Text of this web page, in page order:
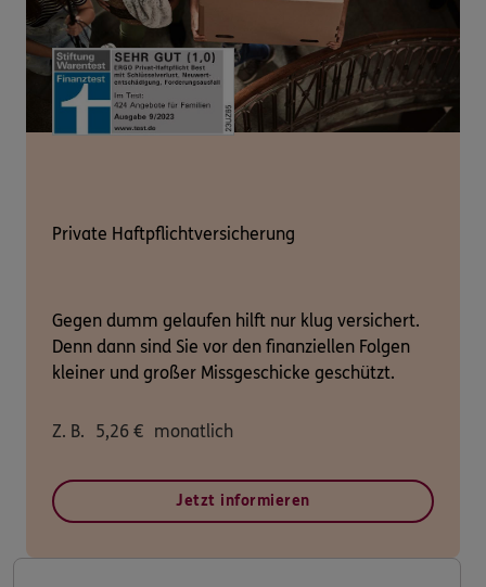
Private Haftpflichtversicherung
Gegen dumm gelaufen hilft nur klug versichert.
Denn dann sind Sie vor den finanziellen Folgen
kleiner und großer Missgeschicke geschützt.
Z. B. 5,26 € monatlich
Jetzt informieren